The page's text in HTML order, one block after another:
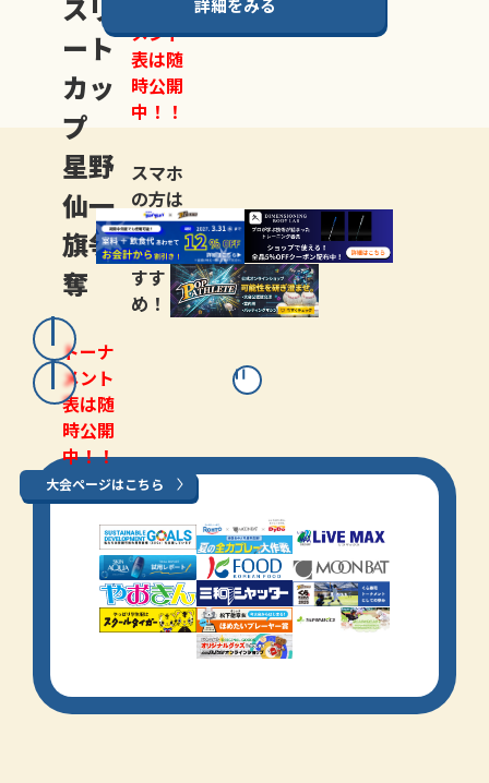
スリ
ート
カッ
プ
星野
仙一
旗争
奪
トーナ
メント
表は随
時公開
中！！
メント
表は随
時公開
中！！
スマホ
の方は
LINE登
録がお
すす
め！
大会ページはこちら